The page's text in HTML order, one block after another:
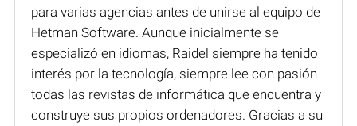
para varias agencias antes de unirse al equipo de
Hetman Software. Aunque inicialmente se
especializó en idiomas, Raidel siempre ha tenido
interés por la tecnología, siempre lee con pasión
todas las revistas de informática que encuentra y
construye sus propios ordenadores. Gracias a su